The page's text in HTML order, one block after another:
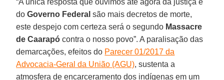
doGoverno Federal são mais decretos de morte,
este despejo com certeza será o segundo Massacre
de Caarapó contra o nosso povo”. A paralisação das
demarcações, efeitos do Parecer 01/2017 da
Advocacia-Geral da União (AGU), sustenta a
atmosfera de encarceramento dos indígenas em um